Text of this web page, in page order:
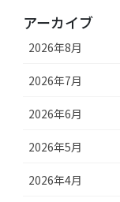
アーカイブ
2026年8月
2026年7月
2026年6月
2026年5月
2026年4月